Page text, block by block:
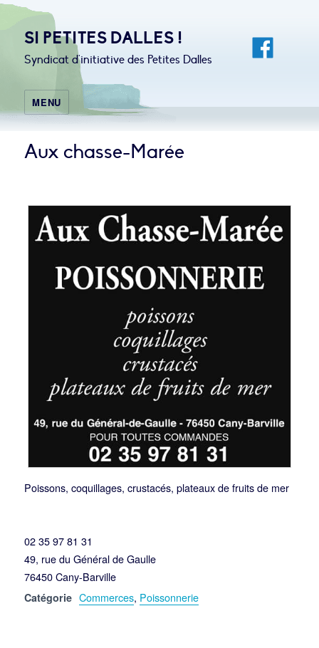
SI PETITES DALLES !
Syndicat d'initiative des Petites Dalles
MENU
Aux chasse-Marée
Poissons, coquillages, crustacés, plateaux de fruits de mer
02 35 97 81 31
49, rue du Général de Gaulle
76450 Cany-Barville
Catégorie Commerces, Poissonnerie